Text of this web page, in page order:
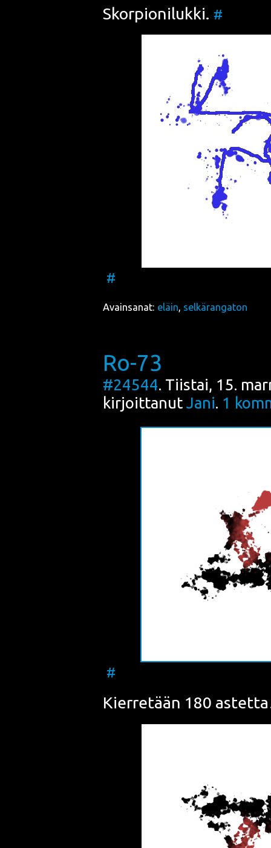
Skor­pio­ni­luk­ki. #
#
Avainsanat: eläin, selkärangaton
Ro-73
#24544. Tiistai, 15.
kirjoittanut Jani. 1
#
Kier­re­tään 180